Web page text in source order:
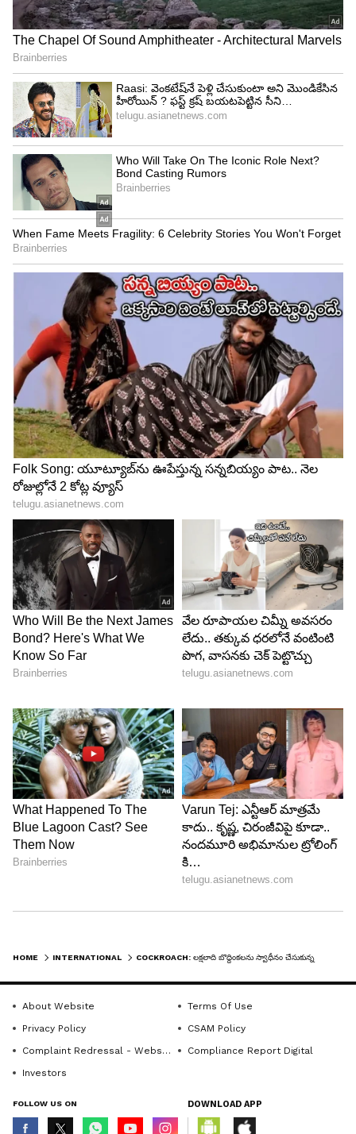
లక్షల ఆస్ట్రేలియన్ డాలర్ల వరకు ఉంటుందని అధికారులు
అంచనా వేశారు. భారత కరెన్సీలో ఇది సుమారు రూ.1.35
కోట్లకు పైగా ఉంటుంది. నిపుణుల అభిప్రాయం ప్రకారం, ఈ
జాతి బొద్దింకలను పెంపుడు సరీసృపాలు, పాములు, బల్లులు
వంటి జంతువులకు ఆహారంగా ఉపయోగిస్తుంటారు. తక్కువ
ఖర్చుతో ఎక్కువ సంఖ్యలో పెంచుకునే అవకాశం
ఉండటంతో కొన్ని వర్గాల్లో వీటికి డిమాండ్ ఉంది.
4
5
Image Credit : Freepik
పర్యావరణానికి ఎందుకు ప్రమాదం?
ఆస్ట్రేలియా ప్రపంచంలోనే అత్యంత కఠినమైన
బయోసెక్యూరిటీ నిబంధనలు అమలు చేస్తున్న దేశాల్లో
ప్రభావం చూపే అవకాశం ఉండటంతో వాటి దిగుమతి,
పెంపకం, విక్రయాలపై కఠిన నియంత్రణలు అమలులో
ఉన్నాయి. ఈ బొద్దింకలు బయటకు వ్యాపిస్తే స్థానిక
పర్యావరణ సమతుల్యత దెబ్బతినే ప్రమాదం ఉందని
అధికారులు హెచ్చరిస్తున్నారు. అంతేకాకుండా కొన్ని
సందర్భాల్లో వ్యాధుల వ్యాప్తికి కూడా కారణమయ్యే
అవకాశం ఉందని నిపుణులు పేర్కొంటున్నారు.
బ్రీడర్‌పై చర్యలు.. బొద్దింకలకు ముగింపు
ఈ ఘటనలో స్వాధీనం చేసిన బొద్దింకలన్నింటినీ నియంత్రిత
విధానంలో తొలగించనున్నట్లు అధికారులు వెల్లడించారు.
HOME INTERNATIONAL
About Website
Terms Of Use
Privacy Policy
CSAM Policy
Complaint Redressal - Website
Compliance Report Digital
Investors
FOLLOW US ON DOWNLOAD APP